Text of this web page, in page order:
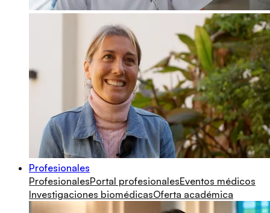
Profesionales
ProfesionalesPortal profesionalesEventos médicos
Investigaciones biomédicasOferta académica